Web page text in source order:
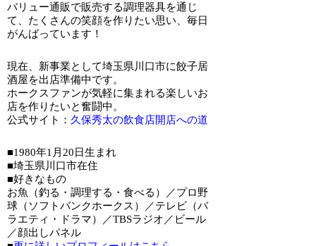
バリュー通販で販売する調理器具を通じ
て、たくさんの笑顔を作りたい思い、毎日
がんばっています！
現在、新事業として埼玉県川口市に餃子居
酒屋を出店準備中です。
ホークスファンが気軽に集まれる楽しいお
店を作りたいと奮闘中。
公式サイト： 久保秀太の飲食店開店への道
■1980年1月20日生まれ
■埼玉県川口市在住
■好きなもの
お魚（釣る・調理する・食べる）／プロ野
球（ソフトバンクホークス）／テレビ（バ
ラエティ・ドラマ）／TBSラジオ／ビール
／顔出しパネル